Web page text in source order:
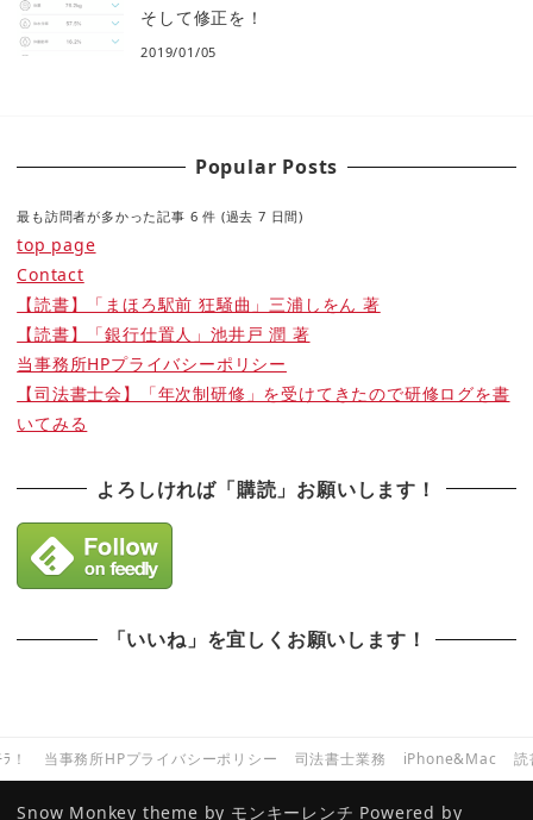
そして修正を！
2019/01/05
Popular Posts
最も訪問者が多かった記事 6 件 (過去 7 日間)
top page
Contact
【読書】「まほろ駅前 狂騒曲」三浦しをん 著
【読書】「銀行仕置人」池井戸 潤 著
当事務所HPプライバシーポリシー
【司法書士会】「年次制研修」を受けてきたので研修ログを書
いてみる
よろしければ「購読」お願いします！
「いいね」を宜しくお願いします！
！ 当事務所HPプライバシーポリシー 司法書士業務 iPhone&Mac 読
Snow Monkey theme by モンキーレンチ Powered by